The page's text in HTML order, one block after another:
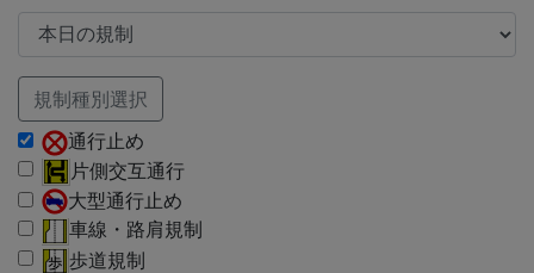
規制種別選択
通行止め
片側交互通行
大型通行止め
車線・路肩規制
歩道規制